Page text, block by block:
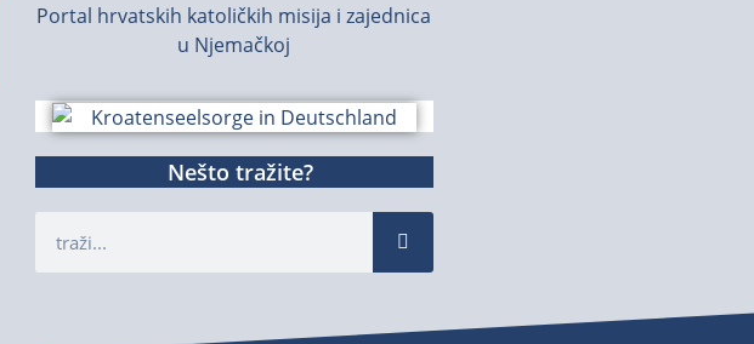
Portal hrvatskih katoličkih misija i zajednica
u Njemačkoj
Nešto tražite?